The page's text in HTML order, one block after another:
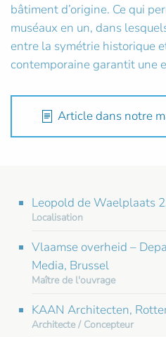
bâtiment d’origine. Ce qui
muséaux en un, dans
entre la symétrie historique
contemporaine garantit une
Article dans notre
Leopold de Waelplaats
Localisation
Vlaamse overheid –
Media, Brussel
Maître de l'ouvrage
KAAN Architecten,
Architecte / Concepteur